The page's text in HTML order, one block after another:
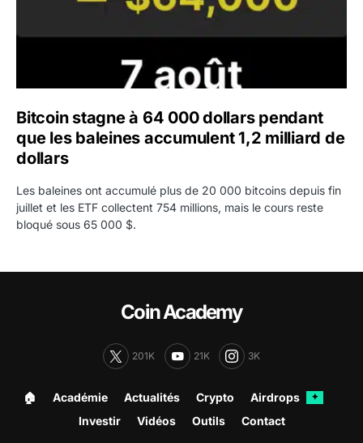
Bitcoin stagne à 64 000 dollars pendant
que les baleines accumulent 1,2 milliard de
dollars
Les baleines ont accumulé plus de 20 000 bitcoins depuis fin
juillet et les ETF collectent 754 millions, mais le cours reste
bloqué sous 65 000 $.
Coin Academy
201K 21K 3K
🏠︎ Académie Actualités Crypto Airdrops ✦
Investir Vidéos Outils Contact